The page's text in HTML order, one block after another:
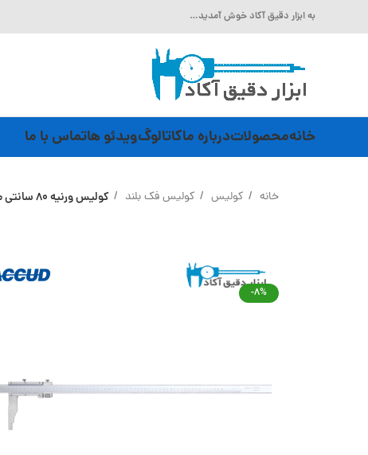
به ابزار دقیق آکاد خوش آمدید…
خانهمحصولاتدرباره ماکاتالوگویدئو هاتماس با ما
خانه کولیس کولیس فک بلند کولیس ورنیه 80 سانتی متر فک 15 سانتی متر Accud (اکود با گارانتی شرکتی) مدل 127-032-11
-8%